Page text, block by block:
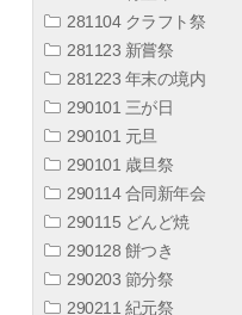
281104 クラフト祭
281123 新嘗祭
281223 年末の境内
290101 三が日
290101 元旦
290101 歳旦祭
290114 合同新年会
290115 どんど焼
290128 餅つき
290203 節分祭
290211 紀元祭